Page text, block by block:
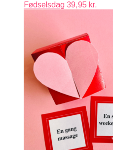
Fødselsdag 39,95 kr.